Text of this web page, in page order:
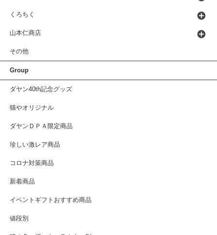
くろちく
山本仁商店
その他
Group
ダヤン40th記念グッズ
猫やオリジナル
ダヤンＤＰＡ限定商品
珍しい激レア商品
コロナ対策商品
新着商品
イベントギフトおすすめ商品
値段別